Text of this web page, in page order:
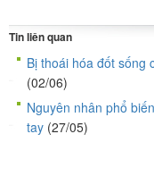
Tin liên quan
Bị thoái hóa đốt sống
(02/06)
Nguyên nhân phổ
tay (27/05)